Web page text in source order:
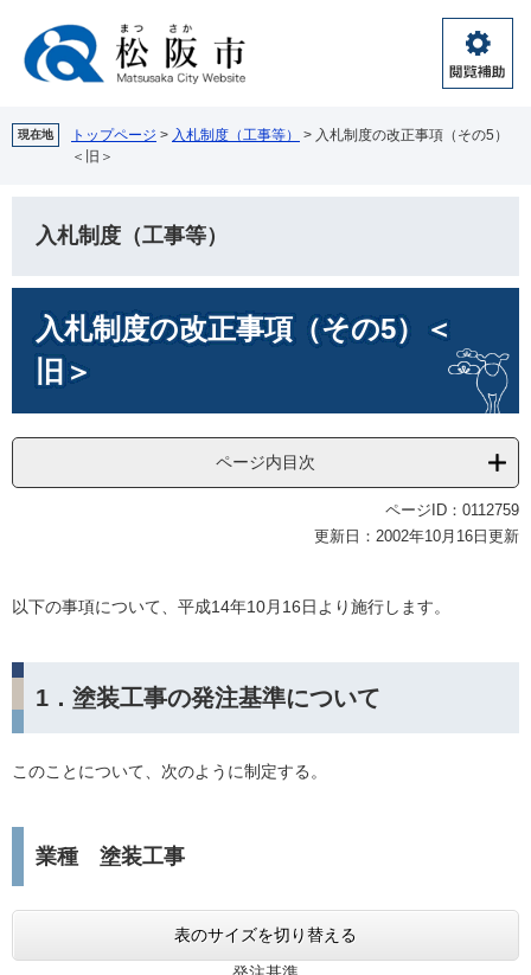
へ
閲
覧
助
現在地 トップページ > 入札制度（工事等） > 入札制度の改正事項（その5）
＜旧＞
入札制度（工事等）
入札制度の改正事項（その5）＜
旧＞
ページ内目次
ページID：0112759
更新日：2002年10月16日更新
以下の事項について、平成14年10月16日より施行します。
1．塗装工事の発注基準について
このことについて、次のように制定する。
業種 塗装工事
表のサイズを切り替える